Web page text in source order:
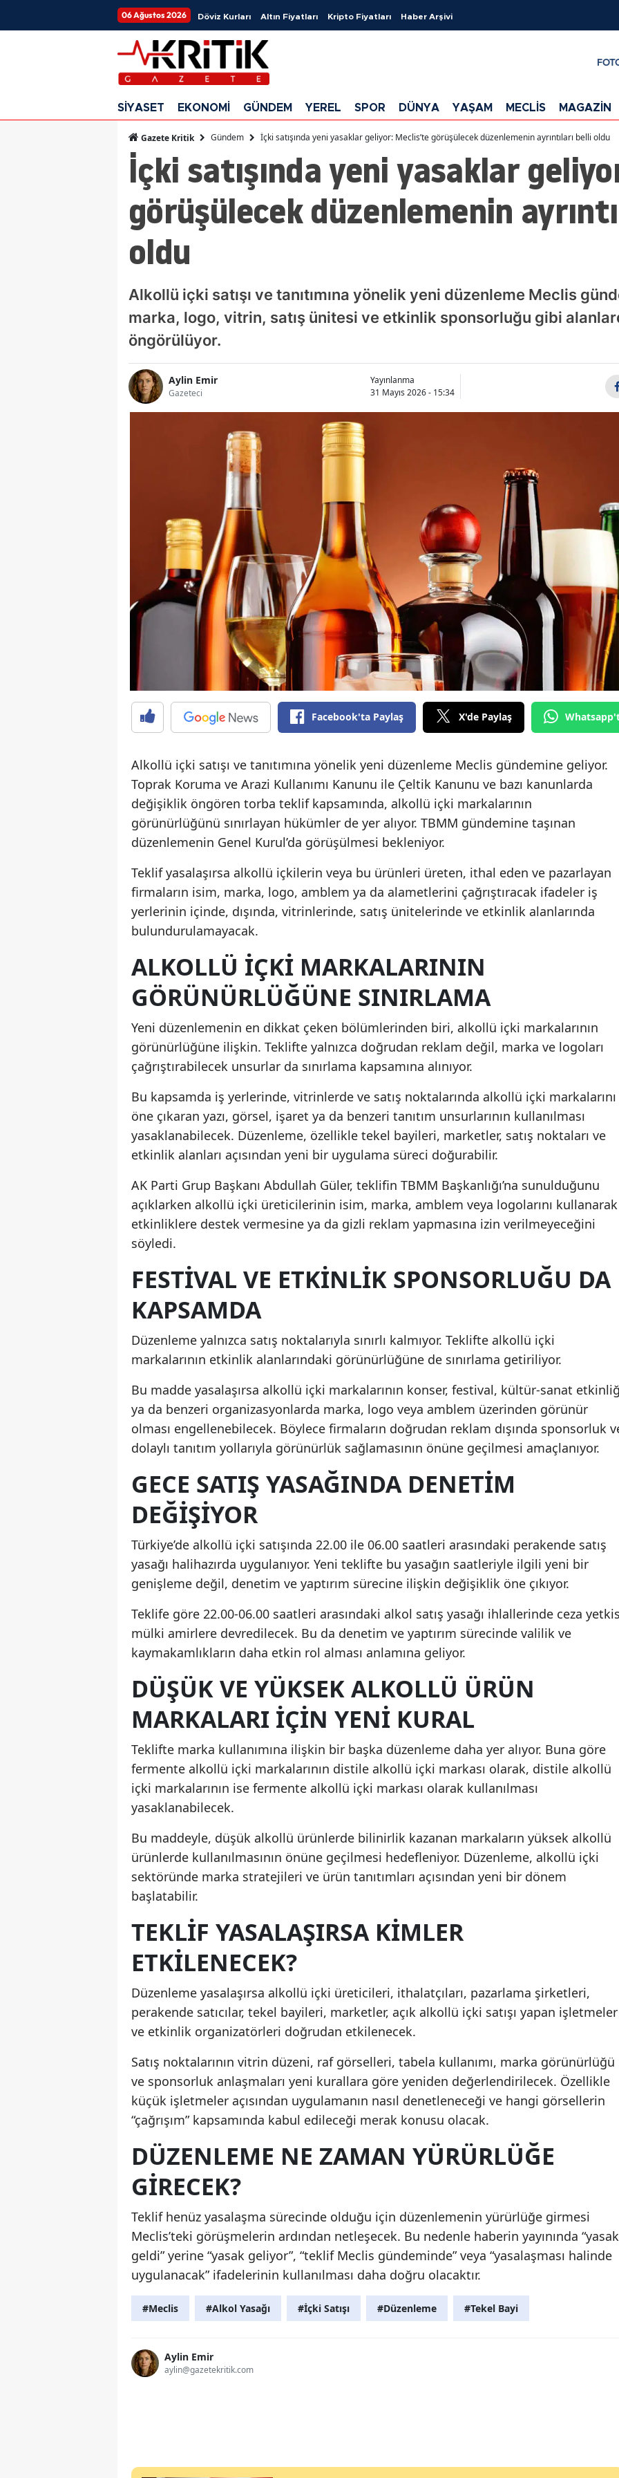
06 Ağustos 2026 Döviz Kurları Altın Fiyatları Kripto Fiyatları Haber Arşivi
SİYASET EKONOMİ GÜNDEM YEREL SPOR DÜNYA YAŞAM MECLİS MAGAZİN
Gazete Kritik Gündem İçki satışında yeni yasaklar geliyor: Meclis’te görüşülecek düzenlemenin ayrıntıları belli oldu
İçki satışında yeni yasaklar
görüşülecek düzenlemenin
oldu
Alkollü içki satışı ve tanıtımına yönelik yeni düzenleme Meclis
marka, logo, vitrin, satış ünitesi ve etkinlik sponsorluğu gibi
öngörülüyor.
Aylin Emir
Gazeteci
Yayınlanma
31 Mayıs 2026 - 15:34
Facebook'ta Paylaş X'de Paylaş
Alkollü içki satışı ve tanıtımına yönelik yeni düzenleme Meclis gündemine geliyor.
Toprak Koruma ve Arazi Kullanımı Kanunu ile Çeltik Kanunu ve bazı kanunlarda
değişiklik öngören torba teklif kapsamında, alkollü içki markalarının
görünürlüğünü sınırlayan hükümler de yer alıyor. TBMM gündemine taşınan
düzenlemenin Genel Kurul’da görüşülmesi bekleniyor.
Teklif yasalaşırsa alkollü içkilerin veya bu ürünleri üreten, ithal eden ve pazarlayan
firmaların isim, marka, logo, amblem ya da alametlerini çağrıştıracak ifadeler iş
yerlerinin içinde, dışında, vitrinlerinde, satış ünitelerinde ve etkinlik alanlarında
bulundurulamayacak.
ALKOLLÜ IÇKI MARKALARININ
GÖRÜNÜRLÜĞÜNE SINIRLAMA
Yeni düzenlemenin en dikkat çeken bölümlerinden biri, alkollü içki markalarının
görünürlüğüne ilişkin. Teklifte yalnızca doğrudan reklam değil, marka ve logoları
çağrıştırabilecek unsurlar da sınırlama kapsamına alınıyor.
Bu kapsamda iş yerlerinde, vitrinlerde ve satış noktalarında alkollü içki markalarını
öne çıkaran yazı, görsel, işaret ya da benzeri tanıtım unsurlarının kullanılması
yasaklanabilecek. Düzenleme, özellikle tekel bayileri, marketler, satış noktaları ve
etkinlik alanları açısından yeni bir uygulama süreci doğurabilir.
AK Parti Grup Başkanı Abdullah Güler, teklifin TBMM Başkanlığı’na sunulduğunu
açıklarken alkollü içki üreticilerinin isim, marka, amblem veya logolarını kullanarak
etkinliklere destek vermesine ya da gizli reklam yapmasına izin verilmeyeceğini
söyledi.
FESTIVAL VE ETKINLIK SPONSORLUĞU DA
KAPSAMDA
Düzenleme yalnızca satış noktalarıyla sınırlı kalmıyor. Teklifte alkollü içki
markalarının etkinlik alanlarındaki görünürlüğüne de sınırlama getiriliyor.
Bu madde yasalaşırsa alkollü içki markalarının konser, festival, kültür-sanat
ya da benzeri organizasyonlarda marka, logo veya amblem üzerinden görünür
olması engellenebilecek. Böylece firmaların doğrudan reklam dışında sponsorluk
dolaylı tanıtım yollarıyla görünürlük sağlamasının önüne geçilmesi amaçlanıyor.
GECE SATIŞ YASAĞINDA DENETIM
DEĞIŞIYOR
Türkiye’de alkollü içki satışında 22.00 ile 06.00 saatleri arasındaki perakende satış
yasağı halihazırda uygulanıyor. Yeni teklifte bu yasağın saatleriyle ilgili yeni bir
genişleme değil, denetim ve yaptırım sürecine ilişkin değişiklik öne çıkıyor.
Teklife göre 22.00-06.00 saatleri arasındaki alkol satış yasağı ihlallerinde ceza
mülki amirlere devredilecek. Bu da denetim ve yaptırım sürecinde valilik ve
kaymakamlıkların daha etkin rol alması anlamına geliyor.
DÜŞÜK VE YÜKSEK ALKOLLÜ ÜRÜN
MARKALARI IÇIN YENI KURAL
Teklifte marka kullanımına ilişkin bir başka düzenleme daha yer alıyor. Buna göre
fermente alkollü içki markalarının distile alkollü içki markası olarak, distile alkollü
içki markalarının ise fermente alkollü içki markası olarak kullanılması
yasaklanabilecek.
Bu maddeyle, düşük alkollü ürünlerde bilinirlik kazanan markaların yüksek alkollü
ürünlerde kullanılmasının önüne geçilmesi hedefleniyor. Düzenleme, alkollü içki
sektöründe marka stratejileri ve ürün tanıtımları açısından yeni bir dönem
başlatabilir.
TEKLIF YASALAŞIRSA KIMLER
ETKILENECEK?
Düzenleme yasalaşırsa alkollü içki üreticileri, ithalatçıları, pazarlama şirketleri,
perakende satıcılar, tekel bayileri, marketler, açık alkollü içki satışı yapan işletmeler
ve etkinlik organizatörleri doğrudan etkilenecek.
Satış noktalarının vitrin düzeni, raf görselleri, tabela kullanımı, marka görünürlüğü
ve sponsorluk anlaşmaları yeni kurallara göre yeniden değerlendirilecek. Özellikle
küçük işletmeler açısından uygulamanın nasıl denetleneceği ve hangi görsellerin
“çağrışım” kapsamında kabul edileceği merak konusu olacak.
DÜZENLEME NE ZAMAN YÜRÜRLÜĞE
GIRECEK?
Teklif henüz yasalaşma sürecinde olduğu için düzenlemenin yürürlüğe girmesi
Meclis’teki görüşmelerin ardından netleşecek. Bu nedenle haberin yayınında “yasak
geldi” yerine “yasak geliyor”, “teklif Meclis gündeminde” veya “yasalaşması halinde
uygulanacak” ifadelerinin kullanılması daha doğru olacaktır.
#Meclis #Alkol Yasağı #İçki Satışı #Düzenleme #Tekel Bayi
Aylin Emir
aylin@gazetekritik.com